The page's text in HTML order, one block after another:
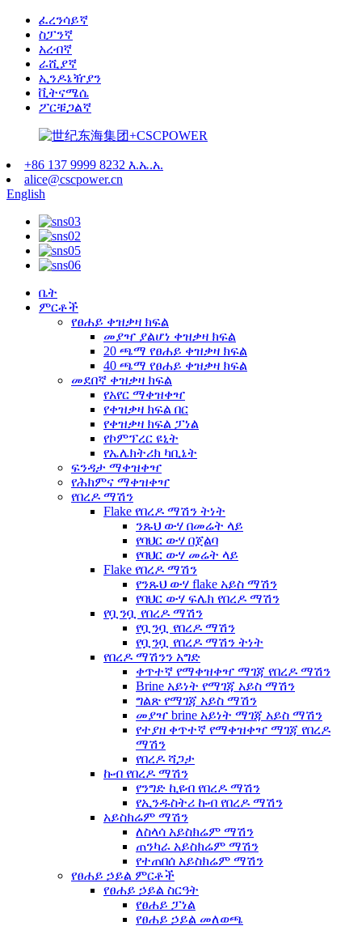
ፈረንሳይኛ
ስፓንኛ
አረብኛ
ራሺያኛ
ኢንዶኔዥያን
ቪትናሜሴ
ፖርቹጋልኛ
+86 137 9999 8232 እ.ኤ.አ.
alice@cscpower.cn
English
ቤት
ምርቶች
የፀሐይ ቀዝቃዛ ክፍል
መያዣ ያልሆነ ቀዝቃዛ ክፍል
20 ጫማ የፀሐይ ቀዝቃዛ ክፍል
40 ጫማ የፀሐይ ቀዝቃዛ ክፍል
መደበኛ ቀዝቃዛ ክፍል
የአየር ማቀዝቀዣ
የቀዝቃዛ ክፍል በር
የቀዝቃዛ ክፍል ፓነል
የኮምፕረር ዩኒት
የኤሌክትሪክ ካቢኔት
ፍንዳታ ማቀዝቀዣ
የሕክምና ማቀዝቀዣ
የበረዶ ማሽን
Flake የበረዶ ማሽን ትነት
ንጹህ ውሃ በመሬት ላይ
የባህር ውሃ በጀልባ
የባህር ውሃ መሬት ላይ
Flake የበረዶ ማሽን
የንጹህ ውሃ flake አይስ ማሽን
የባህር ውሃ ፍሌክ የበረዶ ማሽን
የቧንቧ የበረዶ ማሽን
የቧንቧ የበረዶ ማሽን
የቧንቧ የበረዶ ማሽን ትነት
የበረዶ ማሽንን አግድ
ቀጥተኛ የማቀዝቀዣ ማገጃ የበረዶ ማሽን
Brine አይነት የማገጃ አይስ ማሽን
ግልጽ የማገጃ አይስ ማሽን
መያዣ brine አይነት ማገጃ አይስ ማሽን
የተያዘ ቀጥተኛ የማቀዝቀዣ ማገጃ የበረዶ
ማሽን
የበረዶ ሻጋታ
ኩብ የበረዶ ማሽን
የንግድ ኪዩብ የበረዶ ማሽን
የኢንዱስትሪ ኩብ የበረዶ ማሽን
አይስክሬም ማሽን
ለስላሳ አይስክሬም ማሽን
ጠንካራ አይስክሬም ማሽን
የተጠበሰ አይስክሬም ማሽን
የፀሐይ ኃይል ምርቶች
የፀሐይ ኃይል ስርዓት
የፀሐይ ፓነል
የፀሐይ ኃይል መለወጫ